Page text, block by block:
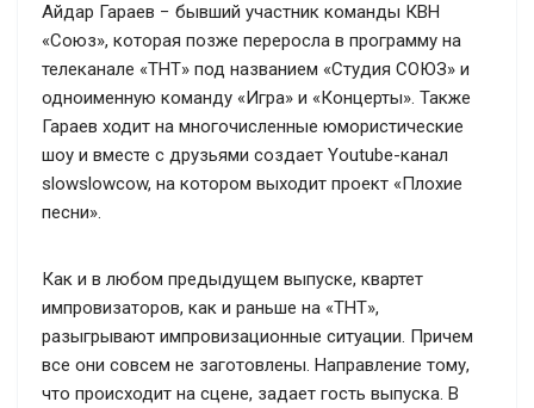
Айдар Гараев − бывший участник команды КВН
«Союз», которая позже переросла в программу на
телеканале «ТНТ» под названием «Студия СОЮЗ» и
одноименную команду «Игра» и «Концерты». Также
Гараев ходит на многочисленные юмористические
шоу и вместе с друзьями создает Youtube-канал
slowslowcow, на котором выходит проект «Плохие
песни».
Как и в любом предыдущем выпуске, квартет
импровизаторов, как и раньше на «ТНТ»,
разыгрывают импровизационные ситуации. Причем
все они совсем не заготовлены. Направление тому,
что происходит на сцене, задает гость выпуска. В